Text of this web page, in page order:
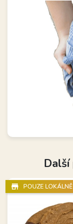
store_mall_directory POUZE LOKÁLNĚ